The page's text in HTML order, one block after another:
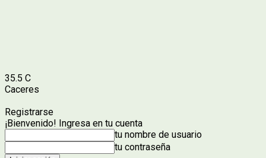
35.5 C
Caceres
Registrarse
¡Bienvenido! Ingresa en tu cuenta
tu nombre de usuario
tu contraseña